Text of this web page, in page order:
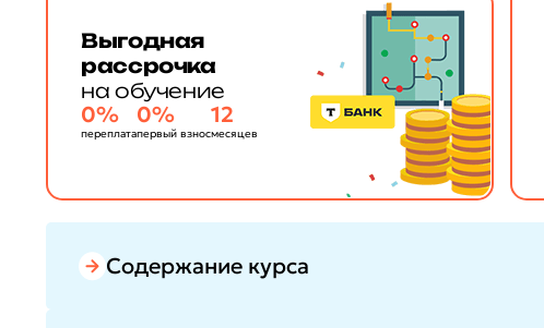
Выгодная
рассрочка
на обучение
0%
переплата
0%
первый взнос
12
месяцев
Содержание курса